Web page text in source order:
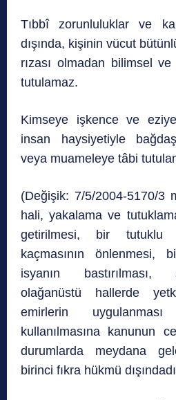
Tıbbî zorunluluklar ve
dışında, kişinin vücut
rızası olmadan bilimsel
tutulamaz.
Kimseye işkence ve
insan haysiyetiyle
veya muameleye tâbi
(Değişik: 7/5/2004-5170/3
hali, yakalama ve
getirilmesi, bir tutuklu
kaçmasının önlenmesi,
isyanın bastırılması,
olağanüstü hallerde
emirlerin
kullanılmasına kanunun
durumlarda meydana
birinci fıkra hükmü